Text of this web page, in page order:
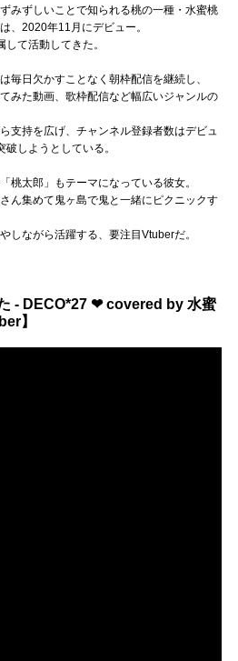
みずしいことで知られる桃の一種・水蜜桃
、2020年11月にデビュー。
て活動してきた。
毎日欠かすことなく朝枠配信を継続し、
みた動画、歌枠配信など幅広いジャンルの
支持を広げ、チャンネル登録者数はデビュ
しようとしている。
桃太郎」もテーマになっている彼女。
ん集めて鬼ヶ島で鬼と一緒にピクニックす
しながら活躍する、要注目Vtuberだ。
- DECO*27 ❤ covered by 水蜜
】